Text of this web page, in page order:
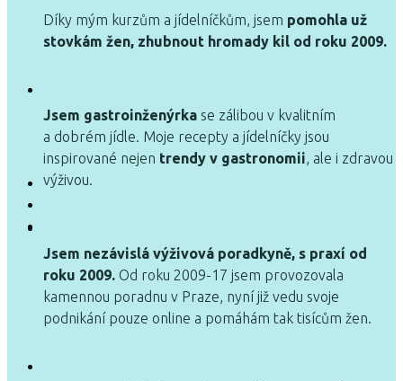
Díky mým kurzům a jídelníčkům, jsem pomohla už
stovkám žen, zhubnout hromady kil od roku 2009.
Jsem gastroinženýrka se zálibou v kvalitním
a dobrém jídle. Moje recepty a jídelníčky jsou
inspirované nejen trendy v gastronomii, ale i zdravou
výživou.
Jsem nezávislá výživová poradkyně, s praxí od
roku 2009. Od roku 2009-17 jsem provozovala
kamennou poradnu v Praze, nyní již vedu svoje
podnikání pouze online a pomáhám tak tisícům žen.